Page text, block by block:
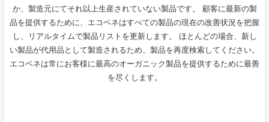
か、製造元にてそれ以上生産されていない製品です。 顧客に最新の製
品を提供するために、エコベネはすべての製品の現在の改善状況を把握
し、リアルタイムで製品リストを更新します。 ほとんどの場合、新し
い製品が代用品として製造されるため、製品を再度検索してください。
エコベネは常にお客様に最高のオーガニック製品を提供するために最善
を尽くします。